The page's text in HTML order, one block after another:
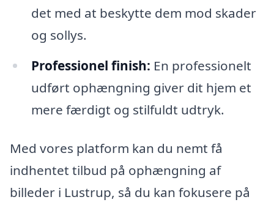
det med at beskytte dem mod skader
og sollys.
Professionel finish: En professionelt
udført ophængning giver dit hjem et
mere færdigt og stilfuldt udtryk.
Med vores platform kan du nemt få
indhentet tilbud på ophængning af
billeder i Lustrup, så du kan fokusere på